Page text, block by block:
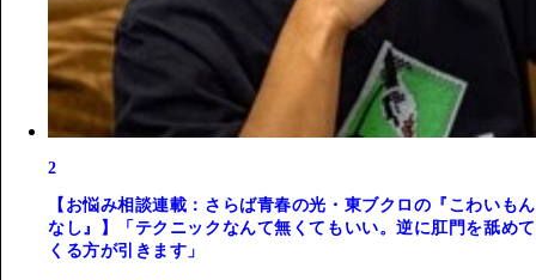
2
【お悩み相談連載：さらば青春の光・東ブクロの『こわいもん
なし』】「テクニックなんて無くてもいい。逆に肛門を舐めて
くる方が引きます」